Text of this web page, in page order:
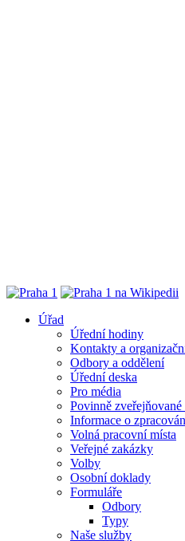
Úřad
Úřední hodiny
Kontakty a
Odbory a oddělení
Úřední deska
Pro média
Povinně
Informace o
Volná pracovní místa
Veřejné zakázky
Volby
Osobní doklady
Formuláře
Odbory
Typy
Naše služby